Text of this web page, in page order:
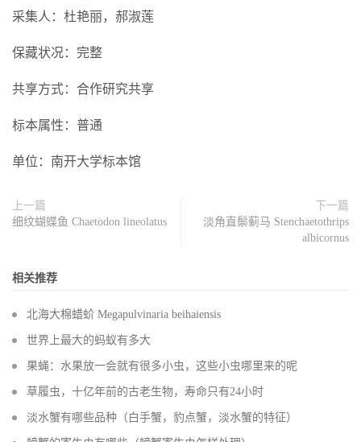
采集人：杜艳丽，郝淑莲
保藏状况：完整
共享方式：合作研究共享
标本属性：普通
单位：南开大学标本馆
上一篇
细纹蝴蝶鱼 Chaetodon lineolatus
下一篇
淡角直鬃蓟马 Stenchaetothrips
albicornus
相关推荐
北海大棉蜡蚧 Megapulvinaria beihaiensis
世界上最大的蚂蚁有多大
果蝇：水果放一会就有很多小虫，这些小虫哪里来的呢
草履虫，十亿年前的古老生物，寿命只有24小时
淡水蟹有哪些品种（白手蟹，豹点蟹，淡水蟹的特征）